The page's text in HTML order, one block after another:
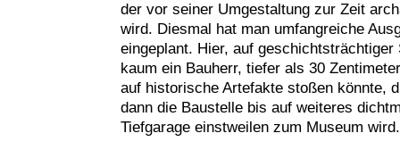
der vor seiner Umgestaltung zur Zeit
wird. Diesmal hat man umfangreiche
eingeplant. Hier, auf
kaum ein Bauherr, tiefer als 30
auf historische Artefakte stoßen könnte,
dann die Baustelle bis auf weiteres
Tiefgarage einstweilen zum Museum wird.